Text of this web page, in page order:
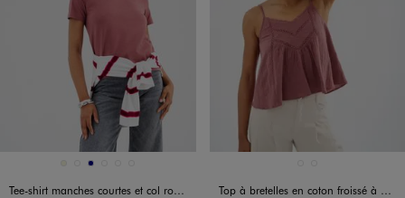
Disponible en 6 coloris
KAKI STANDARD
MARINE
Tee-shirt manches courtes et col rond en coton résistant femme Top à bretelles en coton froissé à broderies et galon de dentelle femme